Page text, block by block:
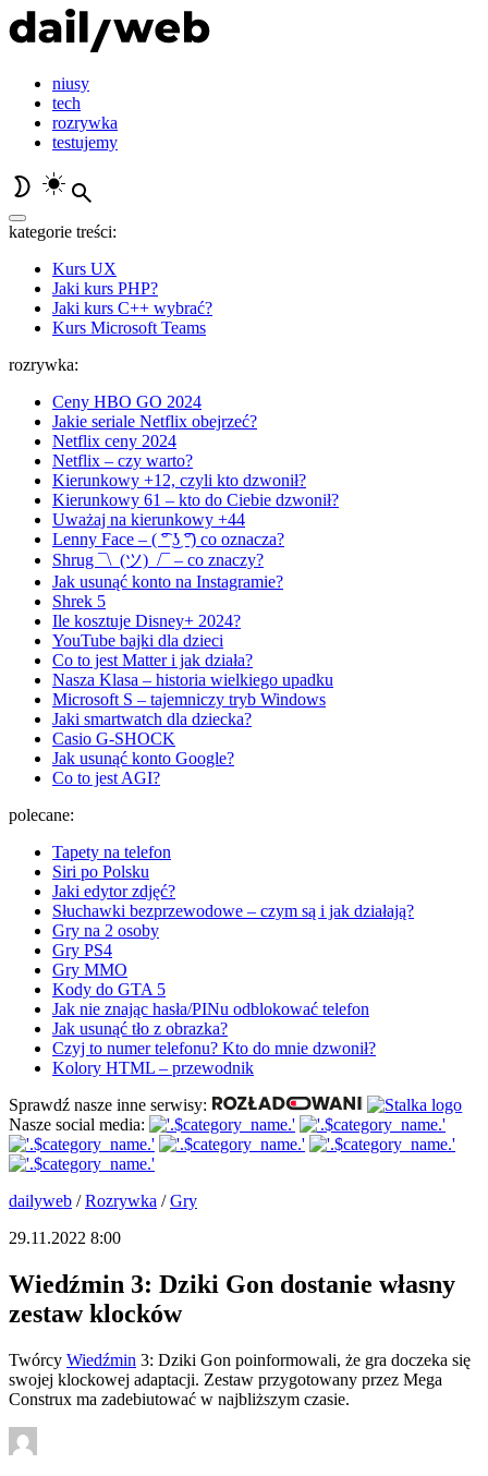
niusy
tech
rozrywka
testujemy
kategorie treści:
Kurs UX
Jaki kurs PHP?
Jaki kurs C++ wybrać?
Kurs Microsoft Teams
rozrywka:
Ceny HBO GO 2024
Jakie seriale Netflix obejrzeć?
Netflix ceny 2024
Netflix – czy warto?
Kierunkowy +12, czyli kto dzwonił?
Kierunkowy 61 – kto do Ciebie dzwonił?
Uważaj na kierunkowy +44
Lenny Face – ( ͡° ͜ʖ ͡°) co oznacza?
Shrug ¯\_(ツ)_/¯ – co znaczy?
Jak usunąć konto na Instagramie?
Shrek 5
Ile kosztuje Disney+ 2024?
YouTube bajki dla dzieci
Co to jest Matter i jak działa?
Nasza Klasa – historia wielkiego upadku
Microsoft S – tajemniczy tryb Windows
Jaki smartwatch dla dziecka?
Casio G-SHOCK
Jak usunąć konto Google?
Co to jest AGI?
polecane:
Tapety na telefon
Siri po Polsku
Jaki edytor zdjęć?
Słuchawki bezprzewodowe – czym są i jak działają?
Gry na 2 osoby
Gry PS4
Gry MMO
Kody do GTA 5
Jak nie znając hasła/PINu odblokować telefon
Jak usunąć tło z obrazka?
Czyj to numer telefonu? Kto do mnie dzwonił?
Kolory HTML – przewodnik
Sprawdź nasze inne serwisy:
Nasze social media:
dailyweb /Rozrywka /Gry
29.11.2022 8:00
Wiedźmin 3: Dziki Gon dostanie własny
zestaw klocków
Twórcy Wiedźmin 3: Dziki Gon poinformowali, że gra doczeka się
swojej klockowej adaptacji. Zestaw przygotowany przez Mega
Construx ma zadebiutować w najbliższym czasie.